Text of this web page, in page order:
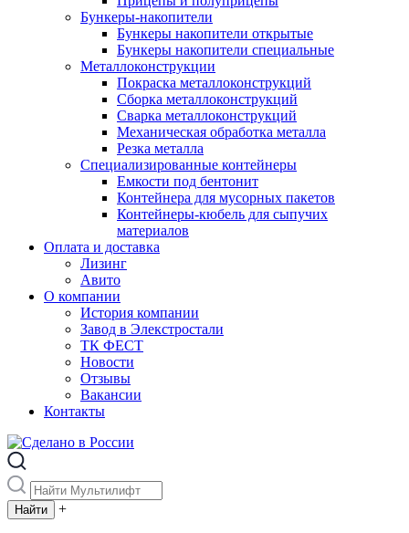
Бункеры-накопители
Бункеры накопители открытые
Бункеры накопители специальные
Металлоконструкции
Покраска металлоконструкций
Сборка металлоконструкций
Сварка металлоконструкций
Механическая обработка металла
Резка металла
Специализированные контейнеры
Емкости под бентонит
Контейнера для мусорных пакетов
Контейнеры-кюбель для сыпучих
материалов
Оплата и доставка
Лизинг
Авито
О компании
История компании
Завод в Элекстростали
ТК ФЕСТ
Новости
Отзывы
Вакансии
Контакты
+